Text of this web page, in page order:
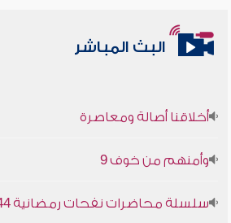
البث المباشر
أخلاقنا أصالة ومعاصرة
وأمنهم من خوف 9
سلسلة محاضرات نفحات رمضانية 1444هـ